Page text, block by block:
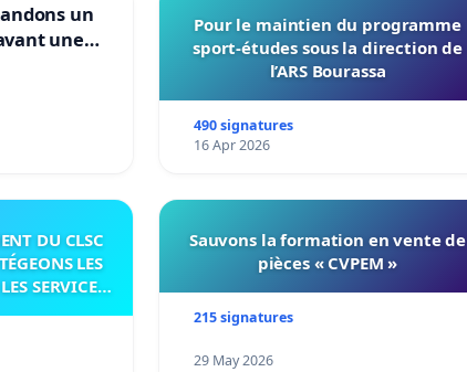
un
une
de
Pour le maintien du programme
sport-études sous la direction de
l’ARS Bourassa
490 signatures
16 Apr 2026
DU CLSC
LES
SERVICES
Sauvons la formation en vente de
pièces « CVPEM »
215 signatures
29 May 2026